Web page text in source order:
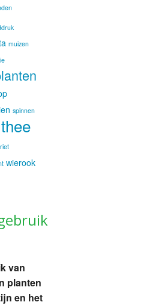
muizen
spinnen
thee
wierook
van
planten
en het